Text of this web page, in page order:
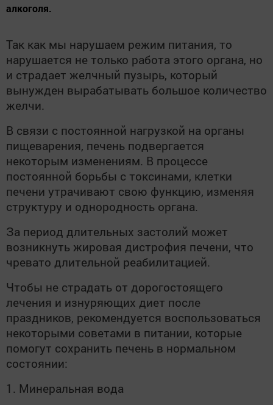
алкоголя.
Так как мы нарушаем режим питания, то
нарушается не только работа этого органа, но
и страдает желчный пузырь, который
вынужден вырабатывать большое количество
желчи.
В связи с постоянной нагрузкой на органы
пищеварения, печень подвергается
некоторым изменениям. В процессе
постоянной борьбы с токсинами, клетки
печени утрачивают свою функцию, изменяя
структуру и однородность органа.
За период длительных застолий может
возникнуть жировая дистрофия печени, что
чревато длительной реабилитацией.
Чтобы не страдать от дорогостоящего
лечения и изнуряющих диет после
праздников, рекомендуется воспользоваться
некоторыми советами в питании, которые
помогут сохранить печень в нормальном
состоянии:
1. Минеральная вода